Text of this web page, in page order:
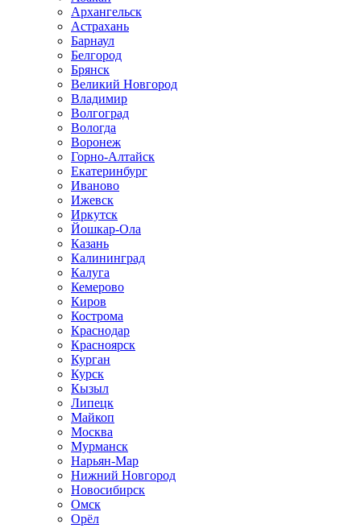
Архангельск
Астрахань
Барнаул
Белгород
Брянск
Великий Новгород
Владимир
Волгоград
Вологда
Воронеж
Горно-Алтайск
Екатеринбург
Иваново
Ижевск
Иркутск
Йошкар-Ола
Казань
Калининград
Калуга
Кемерово
Киров
Кострома
Краснодар
Красноярск
Курган
Курск
Кызыл
Липецк
Майкоп
Москва
Мурманск
Нарьян-Мар
Нижний Новгород
Новосибирск
Омск
Орёл